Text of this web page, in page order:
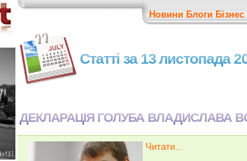
Новини Блоги Бізнес
Статті за 13 листопада
ДЕКЛАРАЦІЯ ГОЛУБА ВЛАДИСЛАВА
Читати...